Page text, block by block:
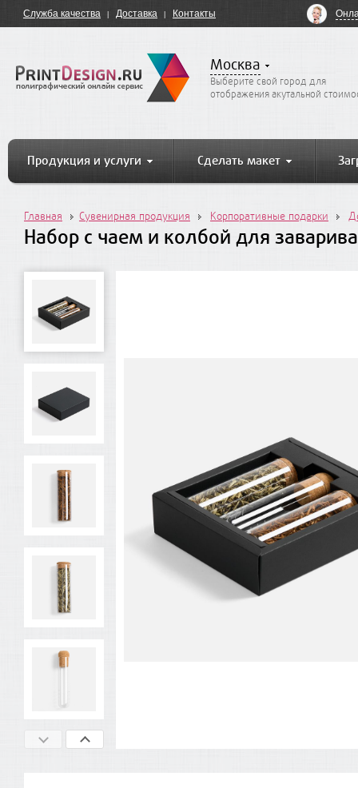
Служба качества Доставка Контакты
Москва
Выберите свой город для
отображения акутальной
Продукция и услуги Сделать макет
Главная Сувенирная продукция Корпоративные подарки
Набор с чаем и колбой для